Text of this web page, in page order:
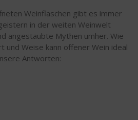
Weinflaschen gibt es immer
in der weiten Weinwelt
angestaubte Mythen umher. Wie
und Weise kann offener Wein ideal
Antworten: